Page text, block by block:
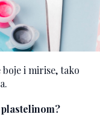
i mirise, tako